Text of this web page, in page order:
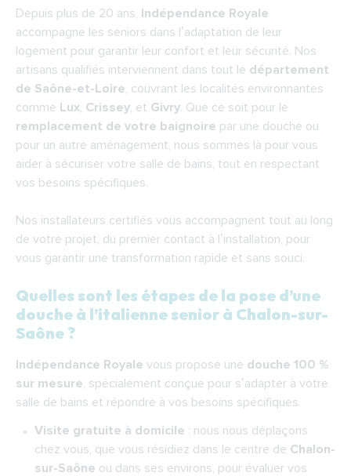
remplacer votre baignoire par une douche
senior à Chalon-sur-Saône ?
Nos installateurs se déplacent dans tout le
Grand Chalon :
F.A.Q.
Depuis plus de 20 ans, Indépendance Royale
accompagne les seniors dans l’adaptation de leur
logement pour garantir leur confort et leur sécurité. Nos
artisans qualifiés interviennent dans tout le département
de Saône-et-Loire, couvrant les localités environnantes
comme Lux, Crissey, et Givry. Que ce soit pour le
remplacement de votre baignoire par une douche ou
pour un autre aménagement, nous sommes là pour vous
aider à sécuriser votre salle de bains, tout en respectant
vos besoins spécifiques.
Nos installateurs certifiés vous accompagnent tout au long
de votre projet, du premier contact à l’installation, pour
vous garantir une transformation rapide et sans souci.
Quelles sont les étapes de la pose d’une
douche à l’italienne senior à Chalon-sur-
Saône ?
Indépendance Royale vous propose une douche 100 %
sur mesure, spécialement conçue pour s’adapter à votre
salle de bains et répondre à vos besoins spécifiques.
Visite gratuite à domicile : nous nous déplaçons
chez vous, que vous résidiez dans le centre de Chalon-
sur-Saône ou dans ses environs, pour évaluer vos